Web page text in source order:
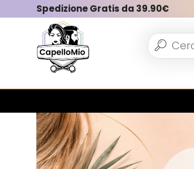
Spedizione Gratis da 39.90€
Vedi tutto